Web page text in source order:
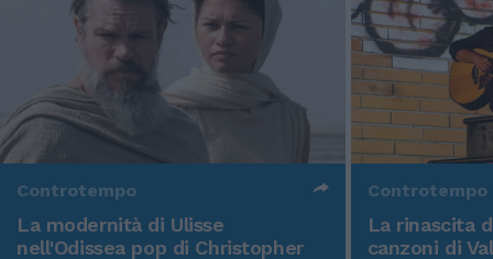
Controtempo
La modernità di Ulisse
nell'Odissea pop di Christopher
Controtempo
La rinascita
canzoni di